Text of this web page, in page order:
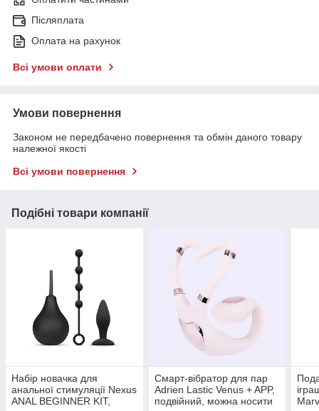
Післяплата
Оплата на рахунок
Всі умови оплати
Умови повернення
Законом не передбачено повернення та обмін даного товару
належної якості
Всі умови повернення
Подібні товари компанії
Набір новачка для
анальної стимуляції Nexus
ANAL BEGINNER KIT,
Смарт-вібратор для пар
Adrien Lastic Venus + APP,
подвійний, можна носити